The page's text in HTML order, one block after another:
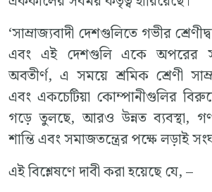
‘সাম্রাজ্যবাদী দেশগুলিতে গভীর
এবং এই দেশগুলি একে অপরের সঙ্গে
অবতীর্ণ, এ সময়ে শ্রমিক শ্রেণী
এবং একচেটিয়া কোম্পানীগুলির
গড়ে তুলছে, আরও উন্নত ব্যবস্থা,
শান্তি এবং সমাজতন্ত্রের পক্ষে লড়াই
এই বিশ্লেষণে দাবী করা হয়েছে যে, –